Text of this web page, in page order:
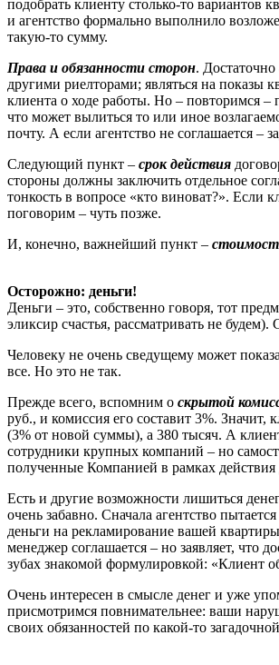
подобрать клиенту столько-то вариантов
и агентство формально выполнило
такую-то сумму.
Права и обязанности сторон.
другими риелторами; являться на показы
клиента о ходе работы. Но – повторимся –
что может вылиться то или иное
почту. А если агентство не соглашается –
Следующий пункт – срок действия
стороны должны заключить отдельное
тонкость в вопросе «кто виноват?». Если
поговорим – чуть позже.
И, конечно, важнейший пункт –
Осторожно: деньги!
Деньги – это, собственно говоря, тот
эликсир счастья, рассматривать не
Человеку не очень сведущему может
все. Но это не так.
Прежде всего, вспомним о скрытой
руб., и комиссия его составит 3%.
(3% от новой суммы), а 380 тысяч. А
сотрудники крупных компаний – но
полученные Компанией в рамках
Есть и другие возможности лишиться
очень забавно. Сначала агентство
деньги на рекламирование вашей
менеджер соглашается – но заявляет, что
зубах знакомой формулировкой: «Клиент
Очень интересен в смысле денег и уже
присмотримся повнимательнее: ваши
своих обязанностей по какой-то